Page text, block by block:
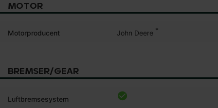
MOTOR
Motorproducent John Deere *
BREMSER/GEAR
Luftbremsesystem